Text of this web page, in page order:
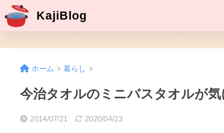
KajiBlog
ホーム 暮らし
今治タオルのミニバスタオルが
2014/07/21 2020/04/23